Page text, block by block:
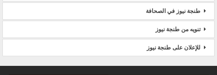
طنجة نيوز في الصحافة
تنويه من طنجة نيوز
للإعلان على طنجة نيوز